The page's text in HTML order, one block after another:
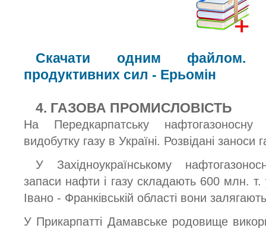
Скачати одним файлом.
продуктивних сил - Ерьомін
4. ГАЗОВА ПРОМИСЛОВІСТЬ
На Передкарпатську
видобутку газу в Україні. Розвідані
У Західноукраїнському
запаси нафти і газу складають 600 млн.
Івано - Франківській області вони
У Прикарпатті Дамавське родовище